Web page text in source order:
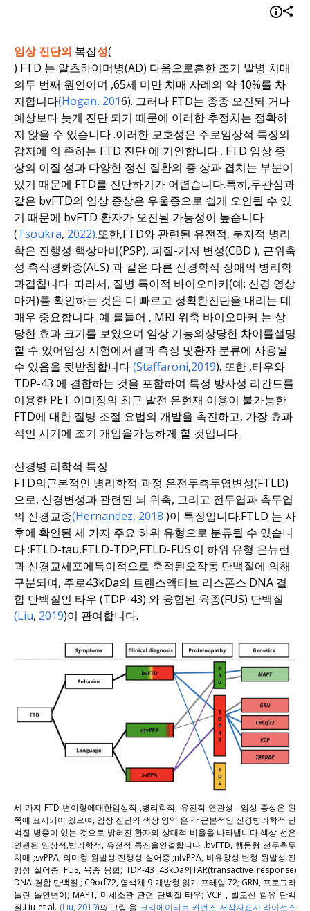
임상 진단의 복잡성(
) FTD 는 알츠하이머병(AD) 다음으로흔한 조기 발병 치매
의두 번째 원인이며 ,65세 미만 치매 사례의 약 10%를 차
지합니다(Hogan, 2016). 그러나 FTD는 종종 오진되 거나
예상보다 늦게 진단 되기 때문에 이러한 추정치는 정확하
지 않을 수 있습니다.이러한 모호성은 주로임상적 특징의
감지에 의 존하는 FTD 진단 에 기인합니다. FTD 임상 증
상의 이질 성과 다양한 정신 질환의 증 상과 겹치는 부분이
있기 때문에 FTD를 진단하기가 어렵습니다.특히,무관심과
같은 bvFTD의 임상 증상은 우울증으로 쉽게 오인될 수 있
기 때문에 bvFTD 환자가 오진될 가능성이 높습니다
(Tsoukra, 2022).또한,FTD와 관련된 유전적, 분자적 병리
학은 진행성 핵상마비(PSP), 피질-기저 변성(CBD ), 근위축
성 측삭경화증(ALS) 과 같은 다른 신경학적 장애의 병리학
과겹칩니다.따라서, 질병 특이적 바이오마커(예: 신경 영상
마커)를 확인하는 것은 더 빠르고 정확한진단을 내리는 데
매우 중요합니다. 예 를들어 , MRI 위축 바이오마커 는 상
당한 효과 크기를 보였으며 임상 기능의상당한 차이를설명
할 수 있어임상 시험에서결과 측정 및환자 분류에 사용될
수 있음을 뒷받침합니다(Staffaroni,2019). 또한 ,타우와
TDP-43 에 결합하는 것을 포함하여 특정 방사성 리간드를
이용한 PET 이미징의 최근 발전 은현재 이용이 불가능한
FTD에 대한 질병 조절 요법의 개발을 촉진하고, 가장 효과
적인 시기에 조기 개입을가능하게 할 것입니다.
신경병 리학적 특징
FTD의근본적인 병리학적 과정 은전두측두엽변성(FTLD)
으로, 신경변성과 관련된 뇌 위축, 그리고 전두엽과 측두엽
의 신경교증(Hernandez, 2018 )이 특징입니다.FTLD 는 사
후에 확인된 세 가지 주요 하위 유형으로 분류될 수 있습니
다:FTLD-tau,FTLD-TDP,FTLD-FUS.이 하위 유형 은뉴런
과 신경교세포에특이적으로 축적된오작동 단백질에 의해
구분되며, 주로43kDa의 트랜스액티브 리스폰스 DNA 결
합 단백질인 타우 (TDP-43) 와 융합된 육종(FUS) 단백질
(Liu, 2019)이 관여합니다.
세 가지 FTD 변이형에대한임상적 ,병리학적, 유전적 연관성 . 임상 증상은 왼
쪽에 표시되어 있으며, 임상 진단의 색상 영역 은 각 근본적인 신경병리학적 단
백질 병증이 있는 것으로 밝혀진 환자의 상대적 비율을 나타냅니다.색상 선은
연관된 임상적,병리학적, 유전적 특징을연결합니다 .bvFTD, 행동형 전두측두
치매 ;svPPA,의미형 원발성 진행성 실어증 ;nfvPPA, 비유창성 변형 원발성 진
행성 실어증; FUS, 육종 융합; TDP-43 ,43kDa의TAR(transactive response)
DNA-결합 단백질 ; C9orf72, 염색체 9 개방형 읽기 프레임 72; GRN, 프로그라
눌린 돌연변이; MAPT, 미세소관 관련 단백질 타우; VCP , 발로신 함유 단백
질.Liu et al. (Liu, 2019)의 그림 을 크리에이티브 커먼즈 저작자표시 라이선스